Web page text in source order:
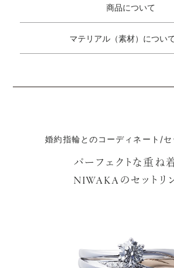
商品について
マテリアル（素材）につい
婚約指輪とのコーディネート/
パーフェクトな重ね
NIWAKA のセットリ